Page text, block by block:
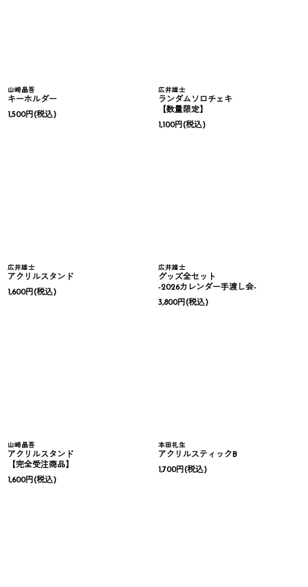
山崎晶吾
キーホルダー
1,500円(税込)
広井雄士
ランダムソロチェキ
【数量限定】
1,100円(税込)
広井雄士
アクリルスタンド
1,600円(税込)
広井雄士
グッズ全セット
-2026カレンダー手渡し会-
3,800円(税込)
山崎晶吾
アクリルスタンド
【完全受注商品】
1,600円(税込)
本田礼生
アクリルスティックB
1,700円(税込)